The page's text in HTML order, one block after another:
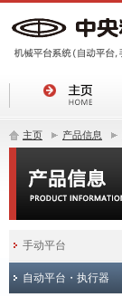
主页 产品信息
手动平台
自动平台・执行器